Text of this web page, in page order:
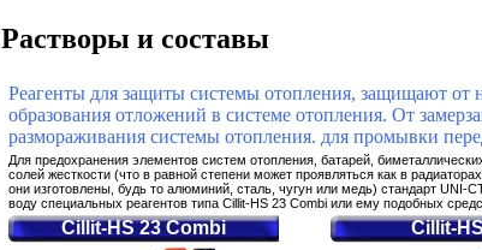
Растворы и составы
Реагенты для защиты системы отопления, защищают от
образования отложений в системe отопления. От
размораживания системы отопления. для промывки
Для предохранения элементов систем отопления, батарей,
солей жесткости (что в равной степени может проявляться как в
они изготовлены, будь то алюминий, сталь, чугун или медь) стандарт
воду специальных реагентов типа Cillit-HS 23 Combi или ему подобных
Cillit-HS 23 Combi Cillit-